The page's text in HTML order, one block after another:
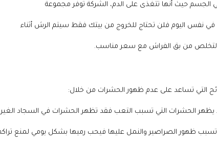
الجسم حيث أنها تتغذى على الدم، الشركة توفر مجموعة
في نفس اليوم فلن تحتاج للخروج من بيتك فقط سيتم الرش أثناء
التخلص من بق الفراش مع سعر مناسب.
التي تساعد على عدم ظهور الحشرات من خلال: